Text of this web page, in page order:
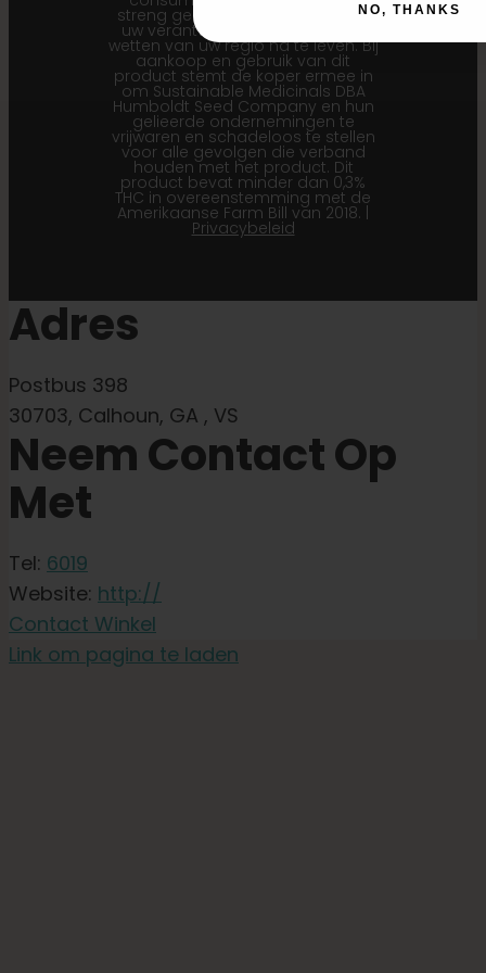
streng gereguleerde plant. Het is
uw verantwoordelijkheid om de
wetten van uw regio na te leven. Bij
aankoop en gebruik van dit
product stemt de koper ermee in
om Sustainable Medicinals DBA
Humboldt Seed Company en hun
gelieerde ondernemingen te
vrijwaren en schadeloos te stellen
voor alle gevolgen die verband
houden met het product. Dit
product bevat minder dan 0,3%
THC in overeenstemming met de
Amerikaanse Farm Bill van 2018. |
Privacybeleid
Adres
Postbus 398
30703, Calhoun, GA , VS
Neem Contact Op
Met
Tel: 6019
Website: http://
Contact Winkel
Link om pagina te laden
NO, THANKS